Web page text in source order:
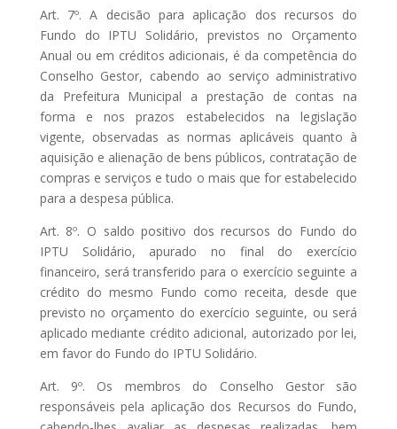
Art. 7º. A decisão para aplicação dos recursos do
Fundo do IPTU Solidário, previstos no Orçamento
Anual ou em créditos adicionais, é da competência do
Conselho Gestor, cabendo ao serviço administrativo
da Prefeitura Municipal a prestação de contas na
forma e nos prazos estabelecidos na legislação
vigente, observadas as normas aplicáveis quanto à
aquisição e alienação de bens públicos, contratação de
compras e serviços e tudo o mais que for estabelecido
para a despesa pública.
Art. 8º. O saldo positivo dos recursos do Fundo do
IPTU Solidário, apurado no final do exercício
financeiro, será transferido para o exercício seguinte a
crédito do mesmo Fundo como receita, desde que
previsto no orçamento do exercício seguinte, ou será
aplicado mediante crédito adicional, autorizado por lei,
em favor do Fundo do IPTU Solidário.
Art. 9º. Os membros do Conselho Gestor são
responsáveis pela aplicação dos Recursos do Fundo,